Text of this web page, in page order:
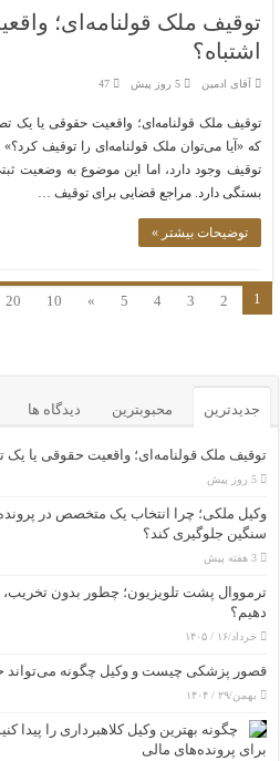
توقیف ملک قولنامه‌ای؛
اشتباه؟
آقای ادمین 5 روز پیش 47
توقیف ملک قولنامه‌ای؛ واقعیت حقوقی یا یک
که «آیا می‌توان ملک قولنامه‌ای را توقیف
توقیف وجود دارد، اما این موضوع به وضعیت
بستگی دارد. مراجع قضایی برای توقیف …
توضیحات بیشتر »
1
2
3
4
5
»
10
20
جدیدترین محبوبترین دیدگاه ها
توقیف ملک قولنامه‌ای؛ واقعیت حقوقی یا یک
5 روز پیش
وکیل ملکی؛ چرا انتخاب یک متخصص در
سنگین جلوگیری کند؟
3 هفته پیش
ترمووال پشت تلویزیون؛ چطور بدون تخریب،
دهیم؟
خرداد/۱۶ / ۱۴۰۵
قصور پزشکی چیست و وکیل چگونه می‌تواند
بهمن/۲۹ / ۱۴۰۴
چگونه بهترین وکیل کلاهبرداری را پیدا
برای پرونده‌های مالی